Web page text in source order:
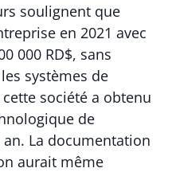
soulignent que
en 2021 avec
000 RD$, sans
systèmes de
société a obtenu
de
an. La documentation
aurait même